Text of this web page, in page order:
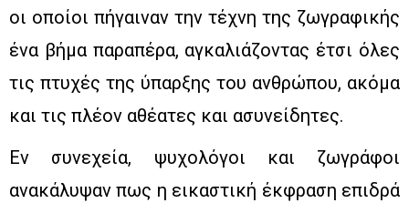
οι οποίοι πήγαιναν την τέχνη της ζωγραφικής
ένα βήμα παραπέρα, αγκαλιάζοντας έτσι όλες
τις πτυχές της ύπαρξης του ανθρώπου, ακόμα
και τις πλέον αθέατες και ασυνείδητες.
Εν συνεχεία, ψυχολόγοι και ζωγράφοι
ανακάλυψαν πως η εικαστική έκφραση επιδρά